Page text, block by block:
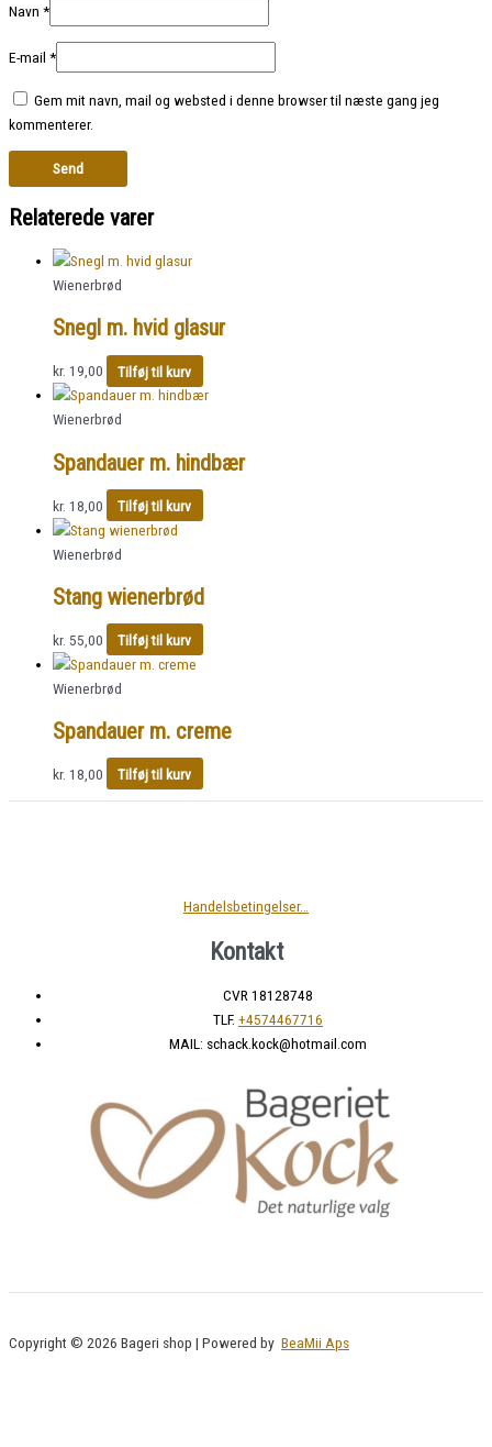
Navn *
E-mail *
Gem mit navn, mail og websted i denne browser til næste gang jeg
kommenterer.
Relaterede varer
Wienerbrød
Snegl m. hvid glasur
kr. 19,00 Tilføj til kurv
Wienerbrød
Spandauer m. hindbær
kr. 18,00 Tilføj til kurv
Wienerbrød
Stang wienerbrød
kr. 55,00 Tilføj til kurv
Wienerbrød
Spandauer m. creme
kr. 18,00 Tilføj til kurv
Handelsbetingelser…
Kontakt
CVR 18128748
TLF. +4574467716
MAIL: schack.kock@hotmail.com
Copyright © 2026 Bageri shop | Powered by BeaMii Aps